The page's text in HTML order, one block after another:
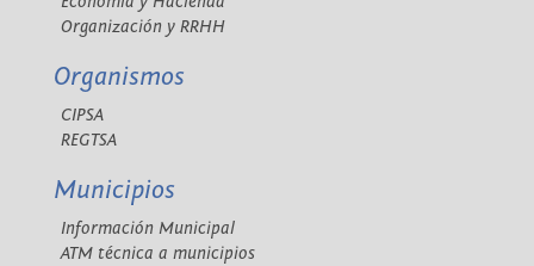
Organización y RRHH
Organismos
CIPSA
REGTSA
Municipios
Información Municipal
ATM técnica a municipios